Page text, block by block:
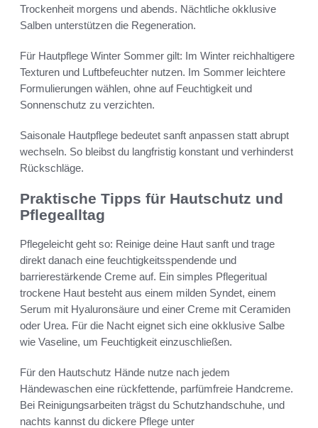
Trockenheit morgens und abends. Nächtliche okklusive
Salben unterstützen die Regeneration.
Für Hautpflege Winter Sommer gilt: Im Winter reichhaltigere
Texturen und Luftbefeuchter nutzen. Im Sommer leichtere
Formulierungen wählen, ohne auf Feuchtigkeit und
Sonnenschutz zu verzichten.
Saisonale Hautpflege bedeutet sanft anpassen statt abrupt
wechseln. So bleibst du langfristig konstant und verhinderst
Rückschläge.
Praktische Tipps für Hautschutz und
Pflegealltag
Pflegeleicht geht so: Reinige deine Haut sanft und trage
direkt danach eine feuchtigkeitsspendende und
barrierestärkende Creme auf. Ein simples Pflegeritual
trockene Haut besteht aus einem milden Syndet, einem
Serum mit Hyaluronsäure und einer Creme mit Ceramiden
oder Urea. Für die Nacht eignet sich eine okklusive Salbe
wie Vaseline, um Feuchtigkeit einzuschließen.
Für den Hautschutz Hände nutze nach jedem
Händewaschen eine rückfettende, parfümfreie Handcreme.
Bei Reinigungsarbeiten trägst du Schutzhandschuhe, und
nachts kannst du dickere Pflege unter